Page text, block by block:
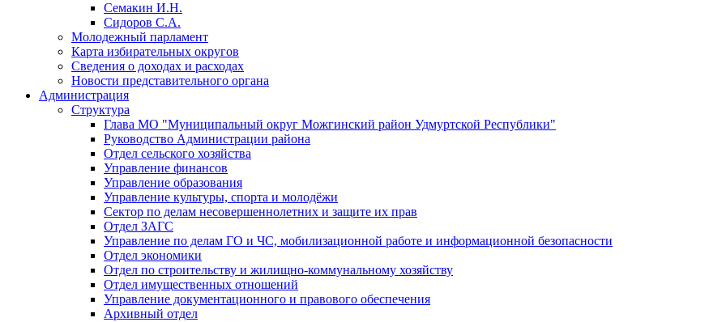
Семакин И.Н.
Сидоров С.А.
Молодежный парламент
Карта избирательных округов
Сведения о доходах и расходах
Новости представительного органа
Администрация
Структура
Глава МО "Муниципальный округ Можгинский район Удмуртской Республики"
Руководство Администрации района
Отдел сельского хозяйства
Управление финансов
Управление образования
Управление культуры, спорта и молодёжи
Сектор по делам несовершеннолетних и защите их прав
Отдел ЗАГС
Управление по делам ГО и ЧС, мобилизационной работе и информационной безопасности
Отдел экономики
Отдел по строительству и жилищно-коммунальному хозяйству
Отдел имущественных отношений
Управление документационного и правового обеспечения
Архивный отдел